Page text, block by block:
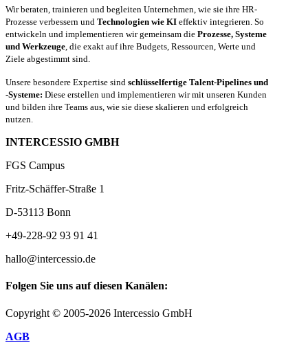
Wir beraten, trainieren und begleiten Unternehmen, wie sie ihre HR-
Prozesse verbessern und Technologien wie KI effektiv integrieren. So
entwickeln und implementieren wir gemeinsam die Prozesse, Systeme
und Werkzeuge, die exakt auf ihre Budgets, Ressourcen, Werte und
Ziele abgestimmt sind.
Unsere besondere Expertise sind schlüsselfertige Talent-Pipelines und
-Systeme: Diese erstellen und implementieren wir mit unseren Kunden
und bilden ihre Teams aus, wie sie diese skalieren und erfolgreich
nutzen.
INTERCESSIO GMBH
FGS Campus
Fritz-Schäffer-Straße 1
D-53113 Bonn
+49-228-92 93 91 41
hallo@intercessio.de
Folgen Sie uns auf diesen Kanälen:
Copyright © 2005-2026 Intercessio GmbH
AGB